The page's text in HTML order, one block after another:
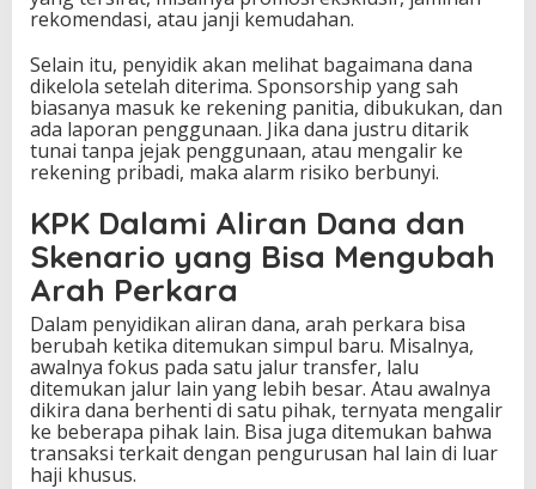
rekomendasi, atau janji kemudahan.
Selain itu, penyidik akan melihat bagaimana dana
dikelola setelah diterima. Sponsorship yang sah
biasanya masuk ke rekening panitia, dibukukan, dan
ada laporan penggunaan. Jika dana justru ditarik
tunai tanpa jejak penggunaan, atau mengalir ke
rekening pribadi, maka alarm risiko berbunyi.
KPK Dalami Aliran Dana dan
Skenario yang Bisa Mengubah
Arah Perkara
Dalam penyidikan aliran dana, arah perkara bisa
berubah ketika ditemukan simpul baru. Misalnya,
awalnya fokus pada satu jalur transfer, lalu
ditemukan jalur lain yang lebih besar. Atau awalnya
dikira dana berhenti di satu pihak, ternyata mengalir
ke beberapa pihak lain. Bisa juga ditemukan bahwa
transaksi terkait dengan pengurusan hal lain di luar
haji khusus.